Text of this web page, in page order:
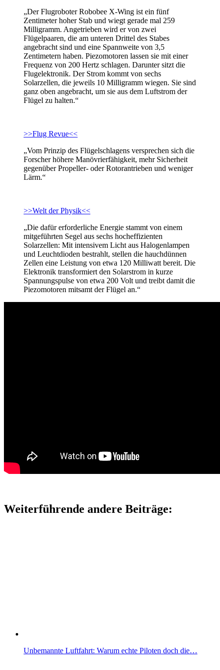
„Der Flugroboter Robobee X-­Wing ist ein fünf
Zentimeter hoher Stab und wiegt gerade mal 259
Milligramm. Angetrieben wird er von zwei
Flügelpaaren, die am unteren Drittel des Stabes
angebracht sind und eine Spannweite von 3,5
Zentimetern haben. Piezomotoren lassen sie mit einer
Frequenz von 200 Hertz schlagen. Darunter sitzt die
Flugelektronik. Der Strom kommt von sechs
Solarzellen, die jeweils 10 Milligramm wiegen. Sie sind
ganz oben angebracht, um sie aus dem Luftstrom der
Flügel zu halten.“
>>Flug Revue<<
„Vom Prinzip des Flügelschlagens versprechen sich die
Forscher höhere Manövrierfähigkeit, mehr Sicherheit
gegenüber Propeller- oder Rotorantrieben und weniger
Lärm.“
>>Welt der Physik<<
„Die dafür erforderliche Energie stammt von einem
mitgeführten Segel aus sechs hocheffizienten
Solarzellen: Mit intensivem Licht aus Halogenlampen
und Leuchtdioden bestrahlt, stellen die hauchdünnen
Zellen eine Leistung von etwa 120 Milliwatt bereit. Die
Elektronik transformiert den Solarstrom in kurze
Spannungspulse von etwa 200 Volt und treibt damit die
Piezomotoren mitsamt der Flügel an.“
Weiterführende andere Beiträge:
Unbemannte Luftfahrt: Warum echte Piloten doch die…